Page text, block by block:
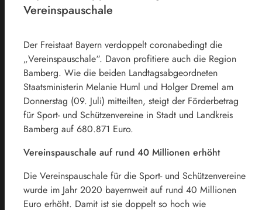
Vereinspauschale
Der Freistaat Bayern verdoppelt coronabedingt die
„Vereinspauschale“. Davon profitiere auch die Region
Bamberg. Wie die beiden Landtagsabgeordneten
Staatsministerin Melanie Huml und Holger Dremel am
Donnerstag (09. Juli) mitteilten, steigt der Förderbetrag
für Sport- und Schützenvereine in Stadt und Landkreis
Bamberg auf 680.871 Euro.
Vereinspauschale auf rund 40 Millionen erhöht
Die Vereinspauschale für die Sport- und Schützenvereine
wurde im Jahr 2020 bayernweit auf rund 40 Millionen
Euro erhöht. Damit ist sie doppelt so hoch wie